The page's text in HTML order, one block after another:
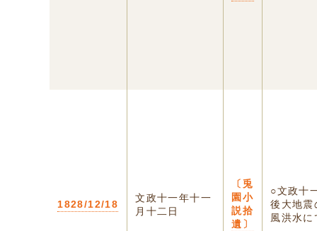
1828/12/18
文政十一年十一
月十二日
〔兎
園小
説拾
遺〕
○文政十
後大地震
風洪水